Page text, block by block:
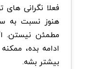
فعلا نگرانی های
هنوز نسبت به
مطمئن نیستن.
ادامه بده،
بیشتر بشه.